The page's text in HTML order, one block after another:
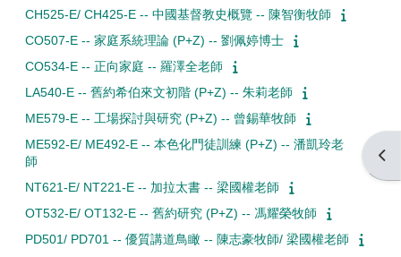
CH525-E/ CH425-E -- 中國基督教史概覽 -- 陳智衡牧師
CO507-E -- 家庭系統理論 (P+Z) -- 劉佩婷博士
CO534-E -- 正向家庭 -- 羅澤全老師
LA540-E -- 舊約希伯來文初階 (P+Z) -- 朱莉老師
ME579-E -- 工場探討與研究 (P+Z) -- 曾錫華牧師
ME592-E/ ME492-E -- 本色化門徒訓練 (P+Z) -- 潘凱玲老
師
NT621-E/ NT221-E -- 加拉太書 -- 梁國權老師
OT532-E/ OT132-E -- 舊約研究 (P+Z) -- 馮耀榮牧師
PD501/ PD701 -- 優質講道鳥瞰 -- 陳志豪牧師/ 梁國權老師